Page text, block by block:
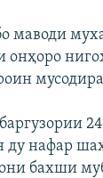
маводи
24
ду нафар
бахши